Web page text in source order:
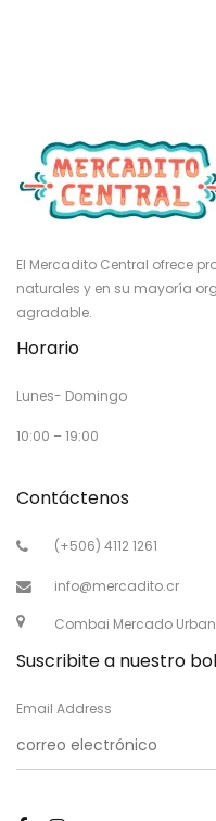
El Mercadito Central ofrece
naturales y en su mayoría
agradable.
Horario
Lunes- Domingo
10:00 – 19:00
Contáctenos
(+506) 4112 1261
info@mercadito.cr
Combai Mercado
Suscribite a nuestro
Email Address